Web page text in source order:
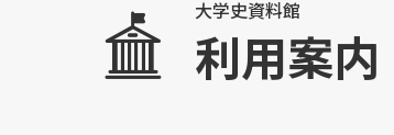
大学史資料館
利用案内